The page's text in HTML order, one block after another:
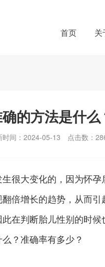
首页 关
的方法是什么
时间：2024-05-13 点击数：
大变化的，因为怀孕
倍增长的趋势，从而
在判断胎儿性别的时
？准确率有多少？